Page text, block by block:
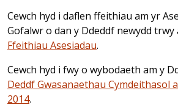
Cewch hyd i daflen ffeithiau am yr
Gofalwr o dan y Ddeddf newydd
Ffeithiau Asesiadau.
Cewch hyd i fwy o wybodaeth am y
Deddf Gwasanaethau Cymdeithasol
2014.